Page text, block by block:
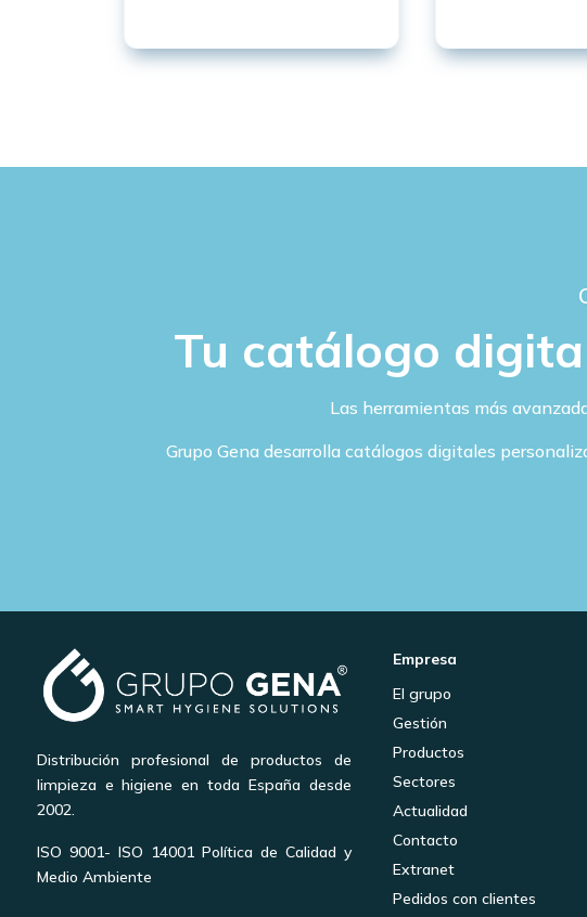
Tu catálogo
Las herramientas más
Grupo Gena desarrolla catálogos digitales
Distribución profesional de productos de
limpieza e higiene en toda España desde
2002.
ISO 9001- ISO 14001 Política de Calidad y
Medio Ambiente
Empresa
El grupo
Gestión
Productos
Sectores
Actualidad
Contacto
Extranet
Pedidos con clientes